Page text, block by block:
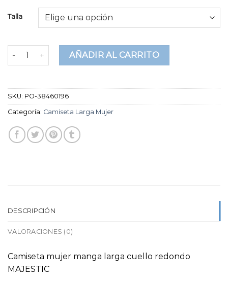
Talla
camiseta larga mujer cantidadAÑADIR AL CARRITO
SKU: PO-38460196
Categoría: Camiseta Larga Mujer
DESCRIPCIÓN
VALORACIONES (0)
Camiseta mujer manga larga cuello redondo
MAJESTIC